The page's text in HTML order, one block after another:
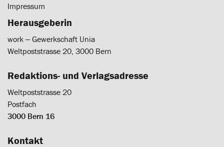
Impressum
Herausgeberin
work ‒ Gewerkschaft Unia
Weltpoststrasse 20, 3000 Bern
Redaktions- und Verlagsadresse
Weltpoststrasse 20
Postfach
3000 Bern 16
Kontakt